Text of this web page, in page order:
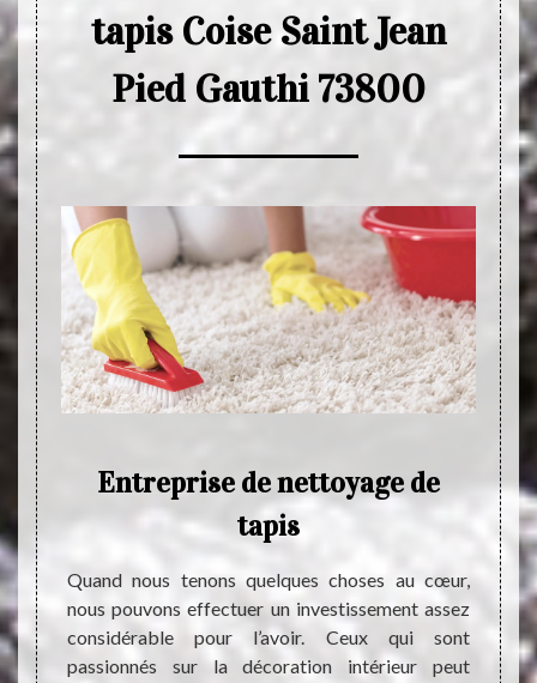
tapis Coise Saint Jean
Pied Gauthi 73800
de
Entreprise de nettoyage de
tapis
Quand nous tenons quelques choses au cœur,
nous pouvons effectuer un investissement assez
considérable pour l’avoir. Ceux qui sont
passionnés sur la décoration intérieur peut
La